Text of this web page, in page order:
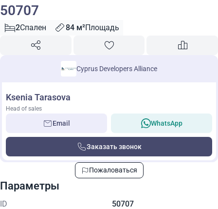
50707
2Спален 84 м²Площадь
Cyprus Developers Alliance
Ksenia Tarasova
Head of sales
Email WhatsApp
Заказать звонок
Пожаловаться
Параметры
ID 50707